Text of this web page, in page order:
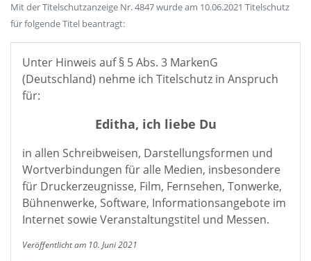
Mit der Titelschutzanzeige Nr. 4847 wurde am 10.06.2021 Titelschutz
für folgende Titel beantragt:
Unter Hinweis auf § 5 Abs. 3 MarkenG
(Deutschland) nehme ich Titelschutz in Anspruch
für:
Editha, ich liebe Du
in allen Schreibweisen, Darstellungsformen und
Wortverbindungen für alle Medien, insbesondere
für Druckerzeugnisse, Film, Fernsehen, Tonwerke,
Bühnenwerke, Software, Informationsangebote im
Internet sowie Veranstaltungstitel und Messen.
Veröffentlicht am 10. Juni 2021